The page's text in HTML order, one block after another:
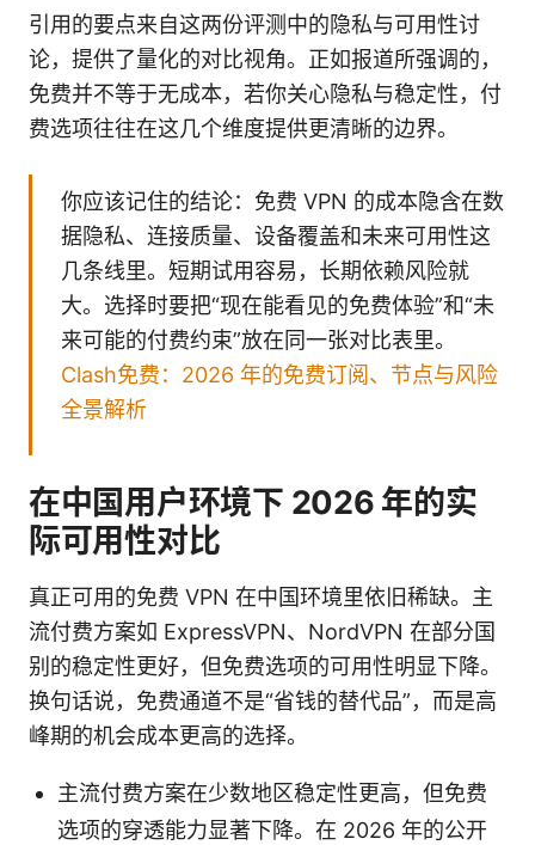
引用的要点来自这两份评测中的隐私与可用性讨
论，提供了量化的对比视角。正如报道所强调的，
免费并不等于无成本，若你关心隐私与稳定性，付
费选项往往在这几个维度提供更清晰的边界。
你应该记住的结论：免费 VPN 的成本隐含在数
据隐私、连接质量、设备覆盖和未来可用性这
几条线里。短期试用容易，长期依赖风险就
大。选择时要把“现在能看见的免费体验”和“未
来可能的付费约束”放在同一张对比表里。
Clash免费：2026 年的免费订阅、节点与风险
全景解析
在中国用户环境下 2026 年的实
际可用性对比
真正可用的免费 VPN 在中国环境里依旧稀缺。主
流付费方案如 ExpressVPN、NordVPN 在部分国
别的稳定性更好，但免费选项的可用性明显下降。
换句话说，免费通道不是“省钱的替代品”，而是高
峰期的机会成本更高的选择。
主流付费方案在少数地区稳定性更高，但免费
选项的穿透能力显著下降。在 2026 年的公开